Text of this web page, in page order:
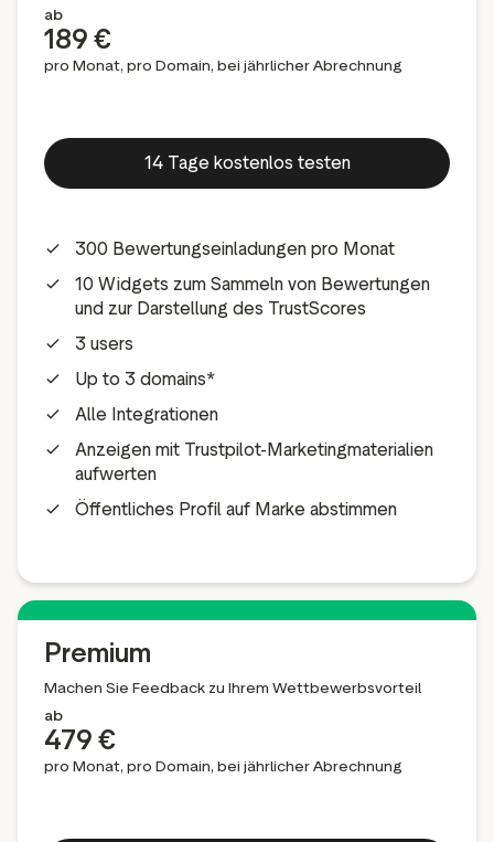
ab
189 €
pro Monat, pro Domain, bei jährlicher Abrechnung
14 Tage kostenlos testen
300 Bewertungseinladungen pro Monat
10 Widgets zum Sammeln von Bewertungen
und zur Darstellung des TrustScores
3 users
Up to 3 domains*
Alle Integrationen
Anzeigen mit Trustpilot-Marketingmaterialien
aufwerten
Öffentliches Profil auf Marke abstimmen
Premium
Machen Sie Feedback zu Ihrem Wettbewerbsvorteil
ab
479 €
pro Monat, pro Domain, bei jährlicher Abrechnung